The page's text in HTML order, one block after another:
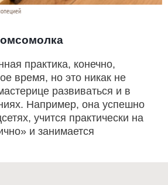
практика, конечно,
время, но это никак не
развиваться и в
Например, она успешно
учится практически на
и занимается